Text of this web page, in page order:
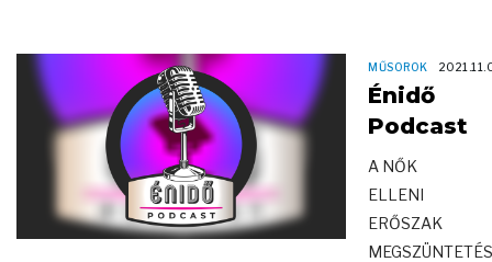
MŰSOROK
Énidő
Podcast
A NŐK
ELLENI
ERŐSZAK